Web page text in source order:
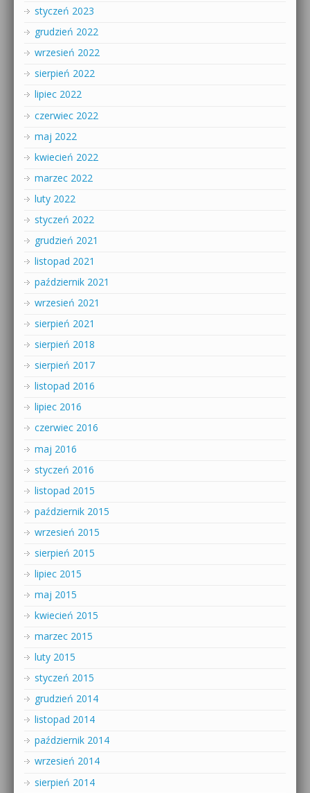
styczeń 2023
grudzień 2022
wrzesień 2022
sierpień 2022
lipiec 2022
czerwiec 2022
maj 2022
kwiecień 2022
marzec 2022
luty 2022
styczeń 2022
grudzień 2021
listopad 2021
październik 2021
wrzesień 2021
sierpień 2021
sierpień 2018
sierpień 2017
listopad 2016
lipiec 2016
czerwiec 2016
maj 2016
styczeń 2016
listopad 2015
październik 2015
wrzesień 2015
sierpień 2015
lipiec 2015
maj 2015
kwiecień 2015
marzec 2015
luty 2015
styczeń 2015
grudzień 2014
listopad 2014
październik 2014
wrzesień 2014
sierpień 2014